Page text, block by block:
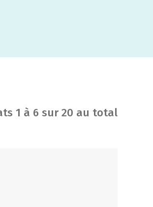
1 à 6 sur 20 au total